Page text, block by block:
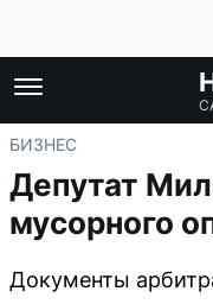
БИЗНЕС
Депутат
мусорного
Документы